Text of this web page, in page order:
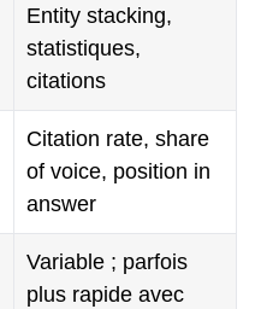
Entity stacking,
statistiques,
citations
Citation rate, share
of voice, position in
answer
Variable ; parfois
plus rapide avec